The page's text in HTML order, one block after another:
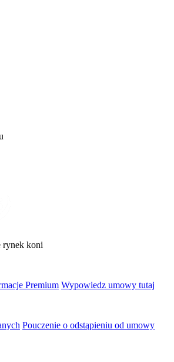
rynek koni
Premium Wypowiedz umowy tutaj
Pouczenie o odstąpieniu od umowy